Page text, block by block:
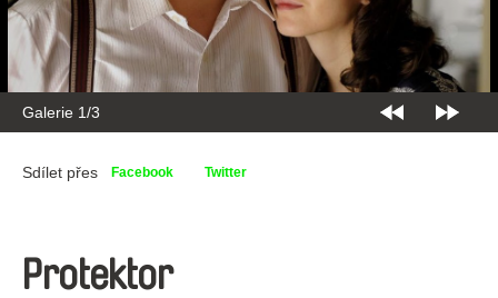
Galerie 1/3
Sdílet přes Facebook Twitter
Protektor